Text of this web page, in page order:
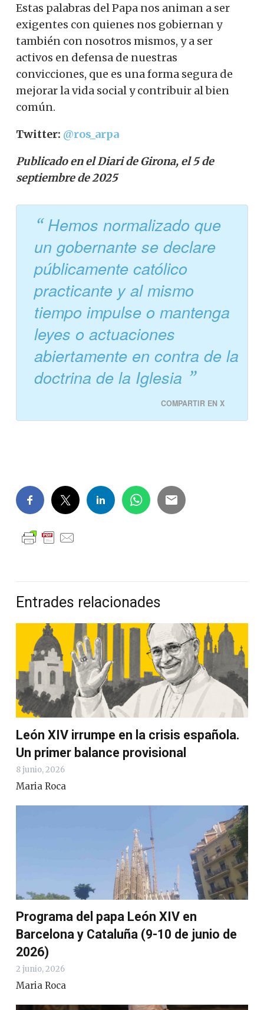
Estas palabras del Papa nos animan a ser
exigentes con quienes nos gobiernan y
también con nosotros mismos, y a ser
activos en defensa de nuestras
convicciones, que es una forma segura de
mejorar la vida social y contribuir al bien
común.
Twitter: @ros_arpa
Publicado en el Diari de Girona, el 5 de
septiembre de 2025
Hemos normalizado que
un gobernante se declare
públicamente católico
practicante y al mismo
tiempo impulse o mantenga
leyes o actuaciones
abiertamente en contra de la
doctrina de la Iglesia
COMPARTIR EN X
Entrades relacionades
León XIV irrumpe en la crisis española.
Un primer balance provisional
8 junio, 2026
Maria Roca
Programa del papa León XIV en
Barcelona y Cataluña (9-10 de junio de
2026)
2 junio, 2026
Maria Roca